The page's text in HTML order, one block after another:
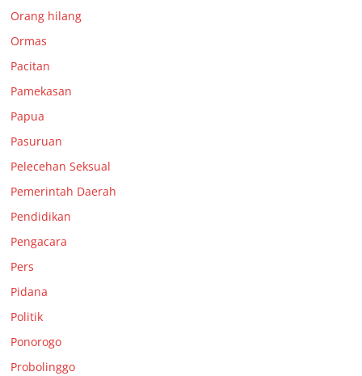
Orang hilang
Ormas
Pacitan
Pamekasan
Papua
Pasuruan
Pelecehan Seksual
Pemerintah Daerah
Pendidikan
Pengacara
Pers
Pidana
Politik
Ponorogo
Probolinggo